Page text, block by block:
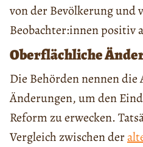
von der Bevölkerung und
Beobachter:innen positiv
Oberflächliche
Die Behörden nennen die
Änderungen, um den
Reform zu erwecken.
Vergleich zwischen der